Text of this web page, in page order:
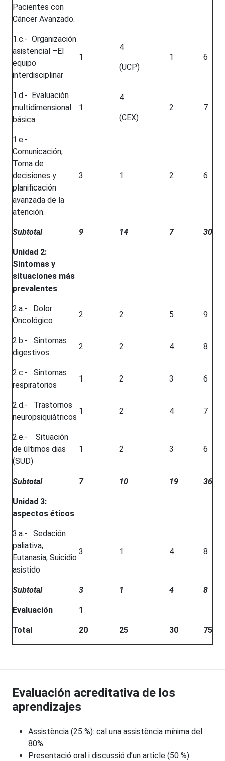
Pacientes con
Cáncer Avanzado.
1.c.- Organización
asistencial –El
equipo
interdisciplinar
1
4
(UCP)
1 6
1.d.- Evaluación
multidimensional
básica
1
4
(CEX)
2 7
1.e.-
Comunicación,
Toma de
decisiones y
planificación
avanzada de la
atención.
3 1 2 6
Subtotal 9 14 7 30
Unidad 2:
Sintomas y
situaciones más
prevalentes
2.a.- Dolor
Oncológico
2 2 5 9
2.b.- Sintomas
digestivos
2 2 4 8
2.c.- Sintomas
respiratorios
1 2 3 6
2.d.- Trastornos
neuropsiquiátricos
1 2 4 7
2.e.- Situación
de últimos dias
(SUD)
1 2 3 6
Subtotal 7 10 19 36
Unidad 3:
aspectos éticos
3.a.- Sedación
paliativa,
Eutanasia, Suicidio
asistido
3 1 4 8
Subtotal 3 1 4 8
Evaluación 1
Total 20 25 30 75
Evaluación acreditativa de los
aprendizajes
Assistència (25 %): cal una assistència mínima del
80%.
Presentació oral i discussió d’un article (50 %):